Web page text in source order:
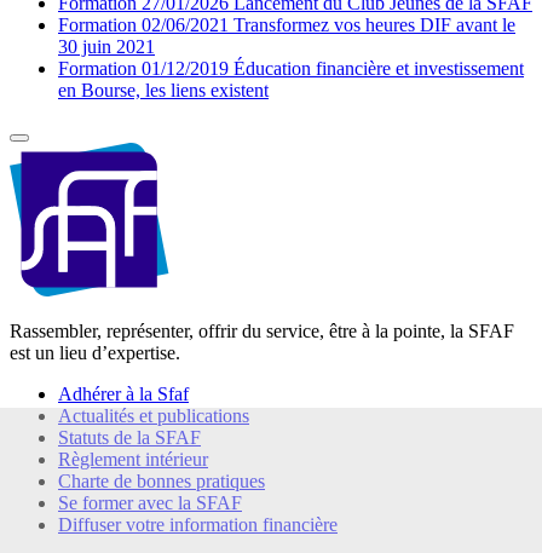
Formation 02/06/2021 Transformez vos heures DIF avant le
30 juin 2021
Formation 01/12/2019 Éducation financière et investissement
en Bourse, les liens existent
Rassembler, représenter, offrir du service, être à la pointe, la SFAF
est un lieu d’expertise.
Adhérer à la Sfaf
Actualités et publications
Statuts de la SFAF
Règlement intérieur
Charte de bonnes pratiques
Se former avec la SFAF
Diffuser votre information financière